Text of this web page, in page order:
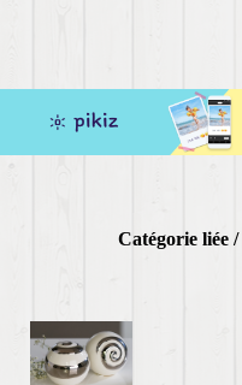
Catégorie liée /